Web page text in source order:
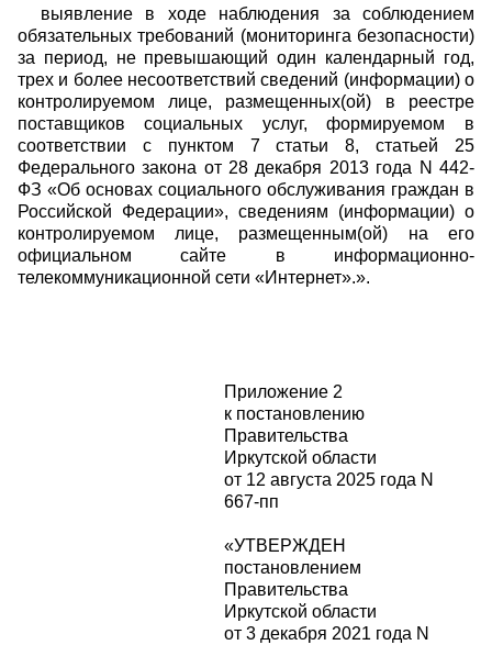
выявление в ходе наблюдения за соблюдением
обязательных требований (мониторинга безопасности)
за период, не превышающий один календарный год,
трех и более несоответствий сведений (информации) о
контролируемом лице, размещенных(ой) в реестре
поставщиков социальных услуг, формируемом в
соответствии с пунктом 7 статьи 8, статьей 25
Федерального закона от 28 декабря 2013 года N 442-
ФЗ «Об основах социального обслуживания граждан в
Российской Федерации», сведениям (информации) о
контролируемом лице, размещенным(ой) на его
официальном сайте в информационно-
телекоммуникационной сети «Интернет».».
Приложение 2
к постановлению
Правительства
Иркутской области
от 12 августа 2025 года N
667-пп
«УТВЕРЖДЕН
постановлением
Правительства
Иркутской области
от 3 декабря 2021 года N